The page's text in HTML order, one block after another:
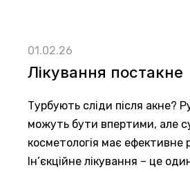
01.02.26
Лікування постакне
Турбують сліди після акне?
можуть бути впертими, але
косметологія має ефективне
Ін’єкційне лікування – це